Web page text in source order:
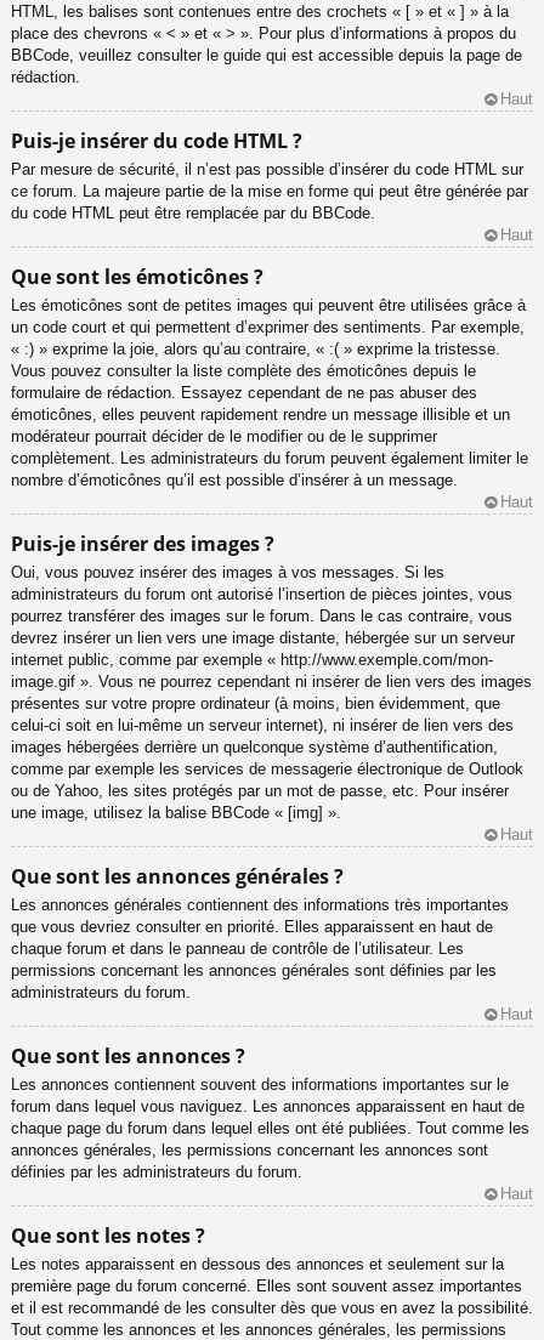
HTML, les balises sont contenues entre des crochets « [ » et « ] » à la
place des chevrons « < » et « > ». Pour plus d’informations à propos du
BBCode, veuillez consulter le guide qui est accessible depuis la page de
rédaction.
Haut
Puis-je insérer du code HTML ?
Par mesure de sécurité, il n’est pas possible d’insérer du code HTML sur
ce forum. La majeure partie de la mise en forme qui peut être générée par
du code HTML peut être remplacée par du BBCode.
Haut
Que sont les émoticônes ?
Les émoticônes sont de petites images qui peuvent être utilisées grâce à
un code court et qui permettent d’exprimer des sentiments. Par exemple,
« :) » exprime la joie, alors qu’au contraire, « :( » exprime la tristesse.
Vous pouvez consulter la liste complète des émoticônes depuis le
formulaire de rédaction. Essayez cependant de ne pas abuser des
émoticônes, elles peuvent rapidement rendre un message illisible et un
modérateur pourrait décider de le modifier ou de le supprimer
complètement. Les administrateurs du forum peuvent également limiter le
nombre d’émoticônes qu’il est possible d’insérer à un message.
Haut
Puis-je insérer des images ?
Oui, vous pouvez insérer des images à vos messages. Si les
administrateurs du forum ont autorisé l’insertion de pièces jointes, vous
pourrez transférer des images sur le forum. Dans le cas contraire, vous
devrez insérer un lien vers une image distante, hébergée sur un serveur
internet public, comme par exemple « http://www.exemple.com/mon-
image.gif ». Vous ne pourrez cependant ni insérer de lien vers des images
présentes sur votre propre ordinateur (à moins, bien évidemment, que
celui-ci soit en lui-même un serveur internet), ni insérer de lien vers des
images hébergées derrière un quelconque système d’authentification,
comme par exemple les services de messagerie électronique de Outlook
ou de Yahoo, les sites protégés par un mot de passe, etc. Pour insérer
une image, utilisez la balise BBCode « [img] ».
Haut
Que sont les annonces générales ?
Les annonces générales contiennent des informations très importantes
que vous devriez consulter en priorité. Elles apparaissent en haut de
chaque forum et dans le panneau de contrôle de l’utilisateur. Les
permissions concernant les annonces générales sont définies par les
administrateurs du forum.
Haut
Que sont les annonces ?
Les annonces contiennent souvent des informations importantes sur le
forum dans lequel vous naviguez. Les annonces apparaissent en haut de
chaque page du forum dans lequel elles ont été publiées. Tout comme les
annonces générales, les permissions concernant les annonces sont
définies par les administrateurs du forum.
Haut
Que sont les notes ?
Les notes apparaissent en dessous des annonces et seulement sur la
première page du forum concerné. Elles sont souvent assez importantes
et il est recommandé de les consulter dès que vous en avez la possibilité.
Tout comme les annonces et les annonces générales, les permissions